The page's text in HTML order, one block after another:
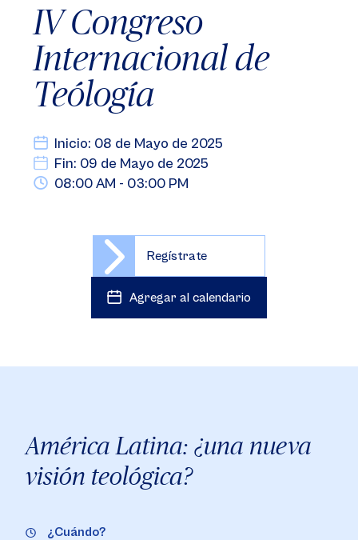
IV Congreso
Internacional de
Teólogía
Inicio: 08 de Mayo de 2025
Fin: 09 de Mayo de 2025
08:00 AM - 03:00 PM
Regístrate
Agregar al calendario
América Latina: ¿una nueva
visión teológica?
¿Cuándo?